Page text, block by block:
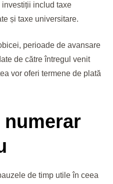
includ taxe
și taxe universitare.
perioade de avansare
de către întregul venit
vor oferi termene de plată
de timp utile în ceea